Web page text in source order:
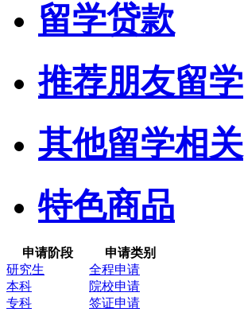
留学贷款
推荐朋友留学
其他留学相关
特色商品
申请阶段
申请类别
研究生
全程申请
本科
院校申请
专科
签证申请